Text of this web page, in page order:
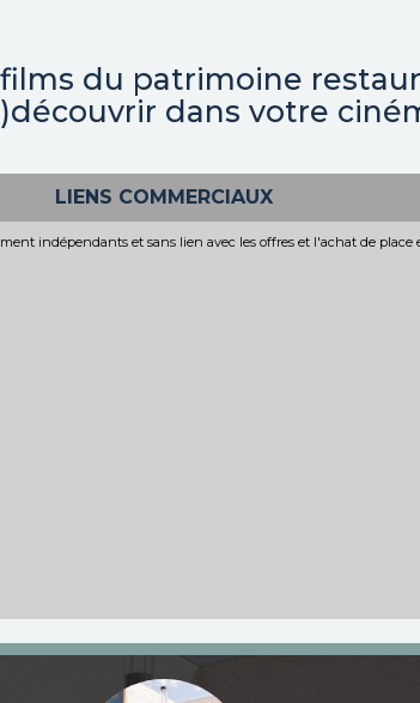
films du patrimoine
dans votre
LIENS COMMERCIAUX
indépendants et sans lien avec les offres et l'achat de